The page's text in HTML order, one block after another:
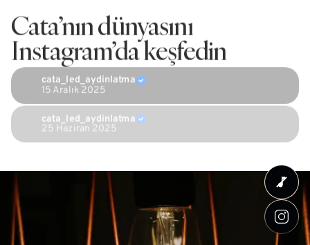
Cata’nın dünyasını
Instagram’da keşfedin
cata_led_aydinlatma
15 Aralık 2025
cata_led_aydinlatma
25 Haziran 2025